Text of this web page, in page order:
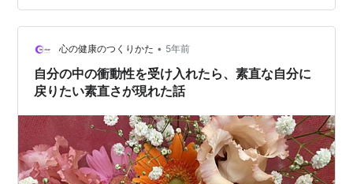
す。 この記事では、「day's」と「days」の意味や使い
分け、よくある間違いをわかりやすく解説します。 day's
とdaysの違い【結論】 day's → 「その日の」「1日の」
という意味の所有格 days → 「日々」…
心の健康のつくりかた • 5年前
自分の中の衝動性を受け入れたら、素直な自分に
戻りたい素直さが現れた話